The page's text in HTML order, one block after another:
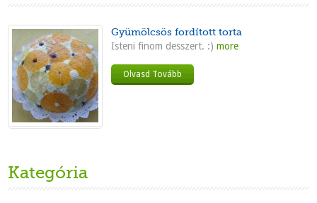
Gyümölcsös fordított torta
Isteni finom desszert. :) more
Olvasd Tovább
Kategória